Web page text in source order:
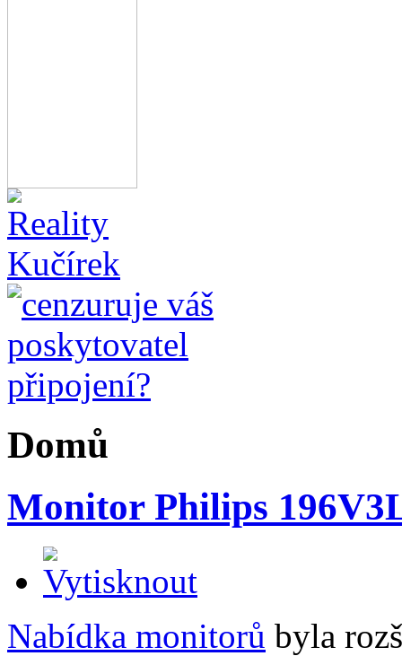
Domů
Monitor Philips
Nabídka monitorů byla